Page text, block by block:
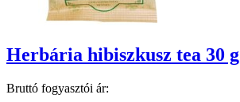
Herbária hibiszkusz tea 30 g
Bruttó fogyasztói ár: